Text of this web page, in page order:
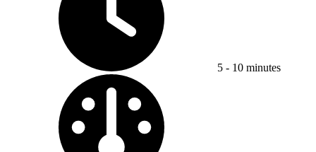
5 - 10 minutes